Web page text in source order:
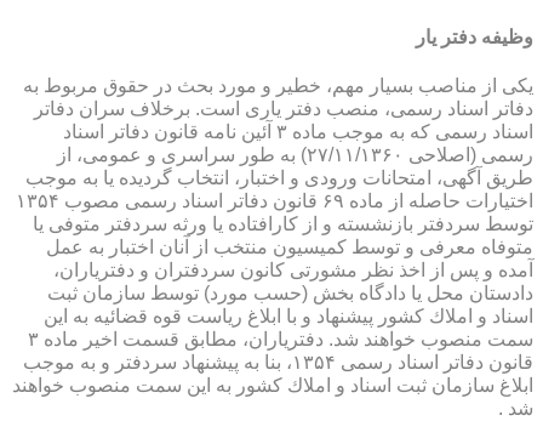
وظیفه دفتر یار
یكی از مناصب بسیار مهم، خطیر و مورد بحث در حقوق مربوط به
دفاتر اسناد رسمی، منصب دفتر یاری است. برخلاف سران دفاتر
اسناد رسمی كه به موجب ماده ۳ آئین نامه قانون دفاتر اسناد
رسمی (اصلاحی ۲۷/۱۱/۱۳۶۰) به طور سراسری و عمومی، از
طریق آگهی، امتحانات ورودی و اختبار، انتخاب گردیده یا به موجب
اختیارات حاصله از ماده ۶۹ قانون دفاتر اسناد رسمی مصوب ۱۳۵۴
توسط سردفتر بازنشسته و از كارافتاده یا ورثه سردفتر متوفی یا
متوفاه معرفی و توسط كمیسیون منتخب از آنان اختبار به عمل
آمده و پس از اخذ نظر مشورتی كانون سردفتران و دفتریاران،
دادستان محل یا دادگاه بخش (حسب مورد) توسط سازمان ثبت
اسناد و املاك كشور پیشنهاد و با ابلاغ ریاست قوه قضائیه به این
سمت منصوب خواهند شد. دفتریاران، مطابق قسمت اخیر ماده ۳
قانون دفاتر اسناد رسمی ۱۳۵۴، بنا به پیشنهاد سردفتر و به موجب
ابلاغ سازمان ثبت اسناد و املاك كشور به این سمت منصوب خواهند
شد .